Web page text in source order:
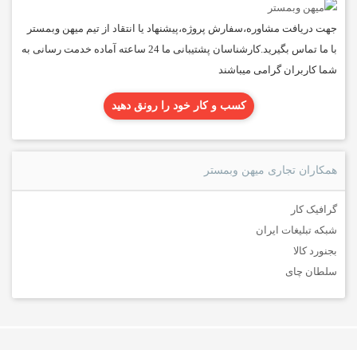
جهت دریافت مشاوره،سفارش پروژه،پیشنهاد یا انتقاد از تیم میهن وبمستر
با ما تماس بگیرید.کارشناسان پشتیبانی ما 24 ساعته آماده خدمت رسانی به
شما کاربران گرامی میباشند
کسب و کار خود را رونق دهید
همکاران تجاری میهن وبمستر
گرافیک کار
شبکه تبلیغات ایران
بجنورد کالا
سلطان چای